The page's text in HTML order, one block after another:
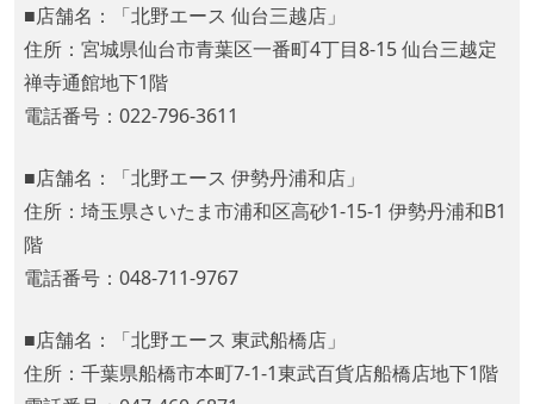
■店舗名：「北野エース 仙台三越店」
住所：宮城県仙台市青葉区一番町4丁目8-15 仙台三越定
禅寺通館地下1階
電話番号：022-796-3611
■店舗名：「北野エース 伊勢丹浦和店」
住所：埼玉県さいたま市浦和区高砂1-15-1 伊勢丹浦和B1
階
電話番号：048-711-9767
■店舗名：「北野エース 東武船橋店」
住所：千葉県船橋市本町7-1-1東武百貨店船橋店地下1階